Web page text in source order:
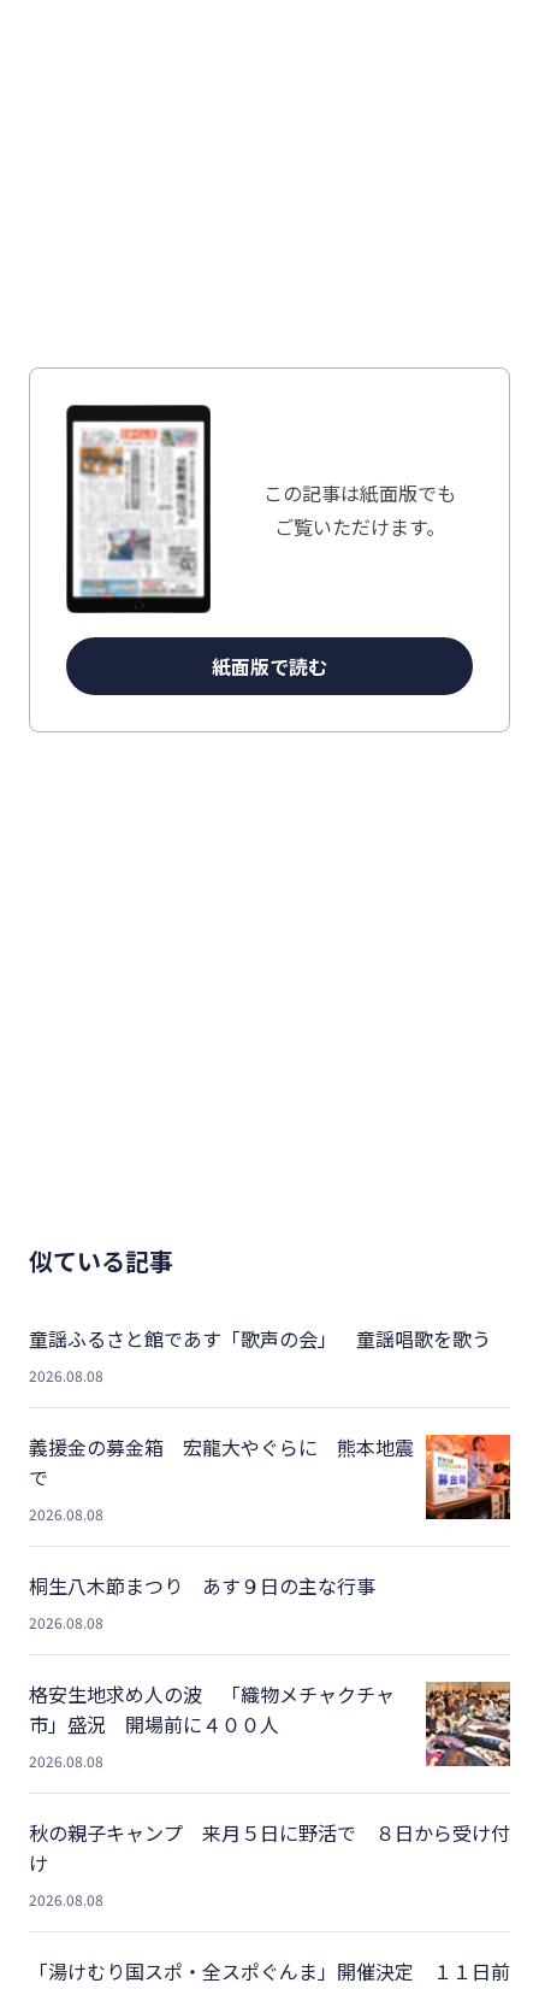
この記事は紙面版でも
ご覧いただけます。
紙面版で読む
似ている記事
童謡ふるさと館であす「歌声の会」 童謡唱歌を歌う
2026.08.08
義援金の募金箱 宏龍大やぐらに 熊本地震
で
2026.08.08
桐生八木節まつり あす９日の主な行事
2026.08.08
格安生地求め人の波 「織物メチャクチャ
市」盛況 開場前に４００人
2026.08.08
秋の親子キャンプ 来月５日に野活で ８日から受け付
け
2026.08.08
「湯けむり国スポ・全スポぐんま」開催決定 １１日前